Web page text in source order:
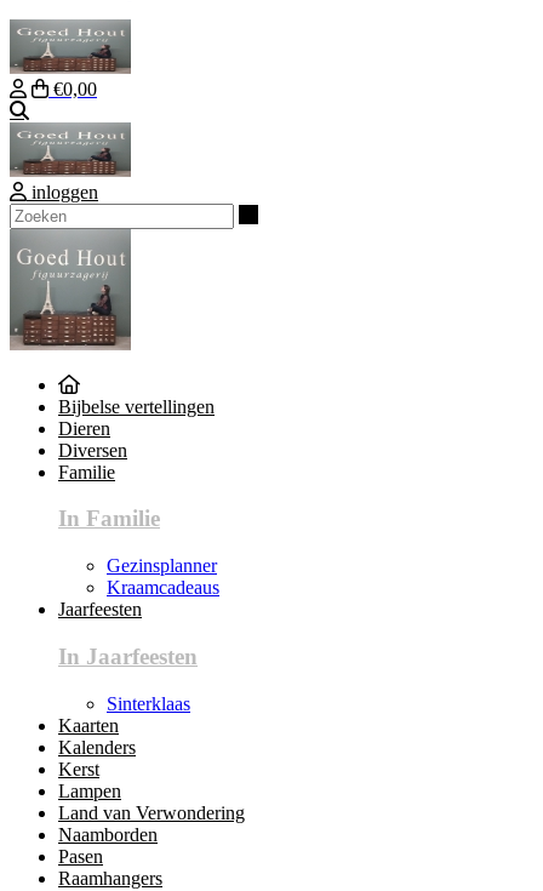
€0,00
inloggen
Bijbelse vertellingen
Dieren
Diversen
Familie
In Familie
Gezinsplanner
Kraamcadeaus
Jaarfeesten
In Jaarfeesten
Sinterklaas
Kaarten
Kalenders
Kerst
Lampen
Land van Verwondering
Naamborden
Pasen
Raamhangers